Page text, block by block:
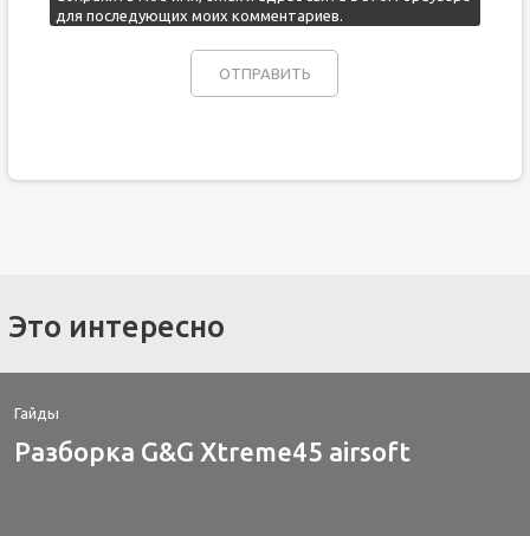
для последующих моих комментариев.
Это интересно
Гайды
Разборка G&G Xtreme45 airsoft